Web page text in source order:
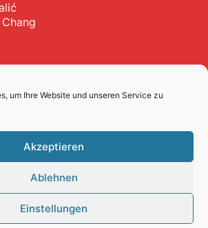
um Ihre Website und unseren Service zu
Akzeptieren
Ablehnen
Einstellungen
Ein Bildungsangebot der